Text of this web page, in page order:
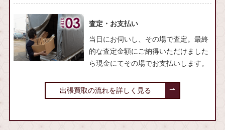
査定・お支払い
当日にお伺いし、その場で査定。最終
的な査定金額にご納得いただけました
ら現金にてその場でお支払いします。
出張買取の流れを詳しく見る